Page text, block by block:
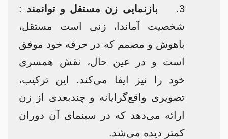
3. بازنمایی زن مستقل و توانمند :
شخصیت آماندا، زنی است مستقل،
باهوش و مصمم که در حرفه خود موفق
است و در عین حال، نقش همسری
خود را نیز ایفا می‌کند. این ترکیب،
تصویری واقع‌گرایانه و چندبعدی از زن
ارائه می‌دهد که در سینمای آن دوران
کمتر دیده می‌شد.​